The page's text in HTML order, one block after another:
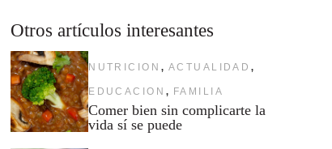
Otros artículos interesantes
NUTRICION , ACTUALIDAD ,
EDUCACION , FAMILIA
Comer bien sin complicarte la
vida sí se puede